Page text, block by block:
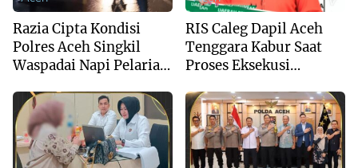
Razia Cipta Kondisi
Polres Aceh Singkil
Waspadai Napi Pelarian
RIS Caleg Dapil Aceh
Tenggara Kabur Saat
Proses Eksekusi